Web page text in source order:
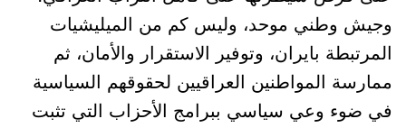
وجيش وطني موحد، وليس كم من الميليشيات
المرتبطة بايران، وتوفير الاستقرار والأمان، ثم
ممارسة المواطنين العراقيين لحقوقهم السياسية
في ضوء وعي سياسي ببرامج الأحزاب التي تثبت